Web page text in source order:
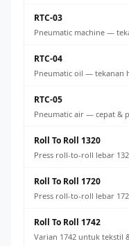
RTC-03
Pneumatic machine —
RTC-04
Pneumatic oil —
RTC-05
Pneumatic air — cepat &
Roll To Roll 1320
Press roll-to-roll lebar
Roll To Roll 1720
Press roll-to-roll lebar
Roll To Roll 1742
Varian 1742 untuk tekstil